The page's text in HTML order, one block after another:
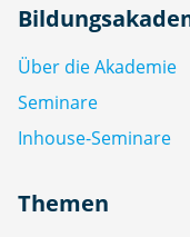
Über die Akademie
Seminare
Inhouse-Seminare
Themen